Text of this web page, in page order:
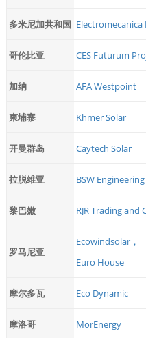
多米尼加共和国 Electromecanica
哥伦比亚 CES Futurum
加纳 AFA Westpoint
柬埔寨 Khmer Solar
开曼群岛 Caytech Solar
拉脱维亚 BSW Engineering
黎巴嫩 RJR Trading and
罗马尼亚
Ecowindsolar，
Euro House
摩尔多瓦 Eco Dynamic
摩洛哥 MorEnergy